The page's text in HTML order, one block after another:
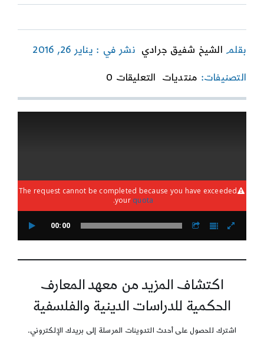
بقلم الشيخ شفيق جرادي نشر في : يناير 26, 2016
التصنيفات: منتديات التعليقات 0
on
الإسلام
من
The request cannot be completed because you have exceeded
your quota
.
00:00
اكتشاف المزيد من معهد المعارف
الحكمية للدراسات الدينية والفلسفية
اشترك للحصول على أحدث التدوينات المرسلة إلى بريدك الإلكتروني.